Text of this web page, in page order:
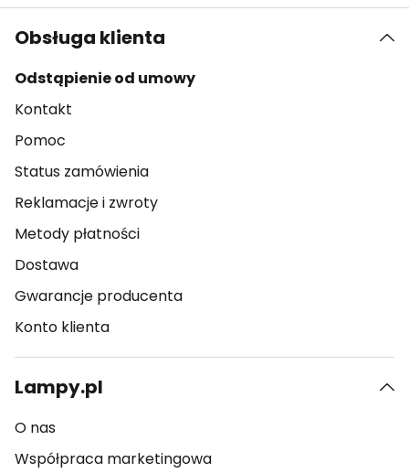
Obsługa klienta
Odstąpienie od umowy
Kontakt
Pomoc
Status zamówienia
Reklamacje i zwroty
Metody płatności
Dostawa
Gwarancje producenta
Konto klienta
Lampy.pl
O nas
Współpraca marketingowa